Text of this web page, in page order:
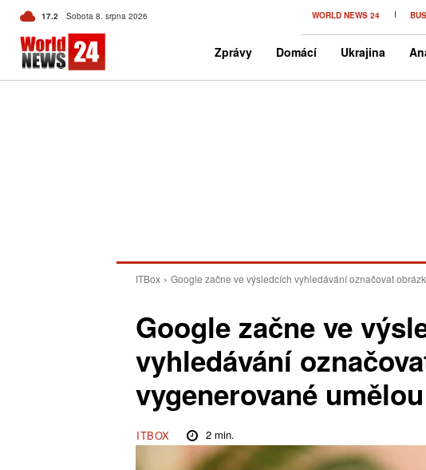
17.2 C Czech
Sobota 8. srpna 2026 WORLD NEWS 24
Zprávy Domácí Ukrajina
ITBox Google začne ve výsledcích vyhledávání označovat
Google začne ve
vyhledávání
vygenerované
ITBOX 2min.